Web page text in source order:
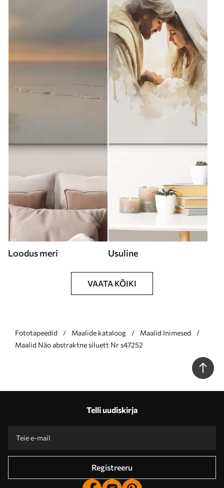
Loodus meri Usuline
VAATA KÕIKI
Fototapeedid Maalide kataloog
Maalid Inimesed
Maalid Näo abstraktne siluett Nr s47252
Telli uudiskirja
Registreeru